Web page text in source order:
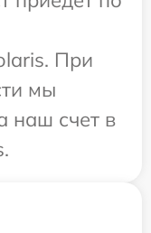
При
мы
наш счет в